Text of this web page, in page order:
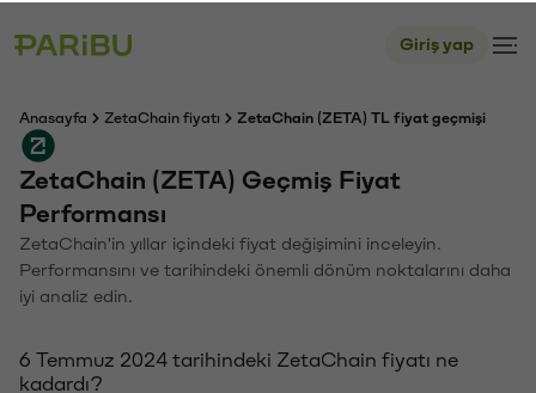
Giriş yap
Anasayfa ZetaChain fiyatı ZetaChain (ZETA) TL fiyat geçmişi
ZetaChain (ZETA) Geçmiş Fiyat
Performansı
ZetaChain'in yıllar içindeki fiyat değişimini inceleyin.
Performansını ve tarihindeki önemli dönüm noktalarını daha
iyi analiz edin.
6 Temmuz 2024 tarihindeki ZetaChain fiyatı ne
kadardı?